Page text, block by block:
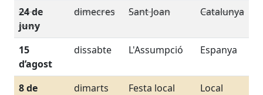
24 de
juny
dimecres Sant Joan Catalunya
15
d’agost
dissabte L'Assumpció Espanya
8 de
dimarts Festa local Local